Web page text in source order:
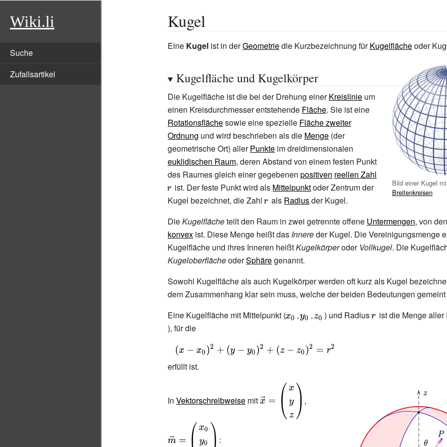
Wiki.li
Suche
Zufallsartikel
Kugel
Eine Kugel ist in derGeometriedie Kurzbezeichnung fürKugelflächeoder
Bild einer Kugel
Breitenkreisen
Kugelfläche und Kugelkörper
Die Kugelfläche ist die bei der Drehung einerKreislinie um
einen Kreisdurchmesser entstehende Fläche. Sie ist eine
Rotationsflächesowie eine spezielle Fläche zweiter
Ordnung und wird beschrieben als die Menge (der
geometrische Ort) allerPunkte im dreidimensionalen
euklidischen Raum, deren Abstand von einem festen Punkt
des Raumes gleich einer gegebenen positiven reellen Zahl
ist. Der feste Punkt wird als Mittelpunktoder Zentrum der
Kugel bezeichnet, die Zahl{\displaystyle
als Radiusder Kugel.
DieKugelflächeteilt den Raum in zwei getrennte offene Untermengen, von
konvex ist. Diese Menge heißt das Innereder Kugel. Die Vereinigungsmenge
Kugelfläche und ihres Inneren heißtKugelkörperoder Vollkugel. Die
KugeloberflächeoderSphäregenannt.
Sowohl Kugelfläche als auch Kugelkörper werden oft kurz als Kugel
dem Zusammenhang klar sein muss, welche der beiden Bedeutungen
Eine Kugelfläche mit Mittelpunkt ({\displaystyle
,{\displaystyle
,{\displaystyle
) und Radius{\displaystyle
ist die Menge aller
), für die
{\displaystyle \!\
(x-x_{0})^{2}+(y-
erfüllt ist.
In Vektorschreibweise mit
{\displaystyle {\vec {x}}=
{\begin{pmatrix}x\\y\\z\end{pmatrix}}}
,
: